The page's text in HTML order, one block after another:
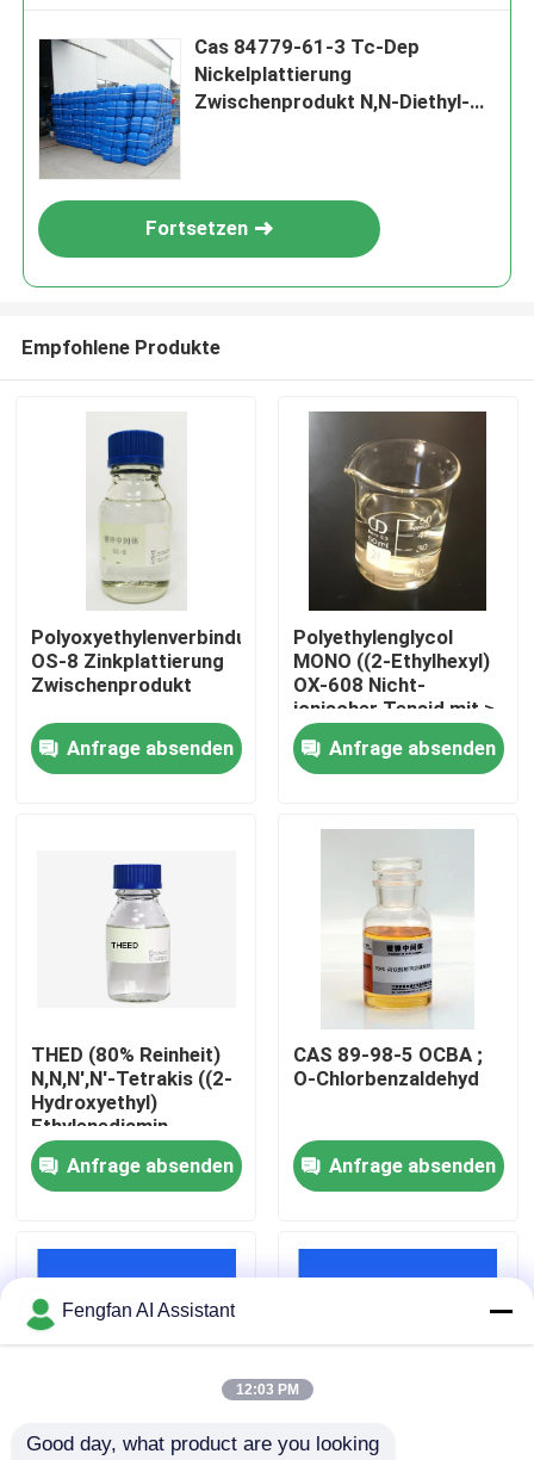
Zu Hause
Über uns
Werksbesichtigung
Qualitätskontrolle
Nachrichten
Chemikalien zur Verzinkung
Cas 84779-61-3 Tc-Dep
Nickelplattierung
Zwischenprodukt N,N-Diethyl-2-
Fortsetzen
Empfohlene Produkte
Polyoxyethylenverbindung
OS-8 Zinkplattierung
Zwischenprodukt
Anfrage absenden
Polyethylenglycol
MONO ((2-Ethylhexyl)
OX-608 Nicht-
ionischer Tensid mit ≥
80%
Anfrage absenden
THED (80% Reinheit)
N,N,N',N'-Tetrakis ((2-
Hydroxyethyl)
Ethylenediamin
Anfrage absenden
CAS 89-98-5 OCBA ;
O-Chlorbenzaldehyd
Anfrage absenden
Fengfan AI Assistant
12:03 PM
Good day, what product are you looking